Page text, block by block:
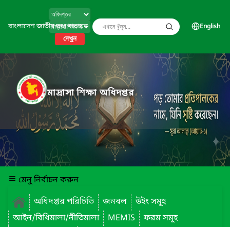
বাংলাদেশ জাতীয় তথ্য বাতায়ন
দেখুন
English
মাদ্রাসা শিক্ষা অধিদপ্তর
মেনু নির্বাচন করুন
অধিদপ্তর পরিচিতি
জনবল
উইং সমূ্হ
আইন/বিধিমালা/নীতিমালা
MEMIS
ফরম সমূ্হ